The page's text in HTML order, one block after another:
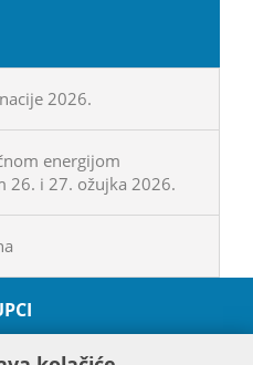
2026.
energijom
26. i 27. ožujka 2026.
GRUPI